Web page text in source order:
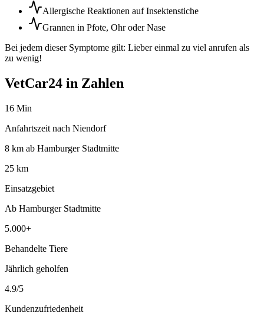
Allergische Reaktionen auf Insektenstiche
Grannen in Pfote, Ohr oder Nase
Bei jedem dieser Symptome gilt: Lieber einmal zu viel anrufen als
zu wenig!
VetCar24 in Zahlen
16 Min
Anfahrtszeit nach Niendorf
8 km ab Hamburger Stadtmitte
25 km
Einsatzgebiet
Ab Hamburger Stadtmitte
5.000+
Behandelte Tiere
Jährlich geholfen
4.9/5
Kundenzufriedenheit